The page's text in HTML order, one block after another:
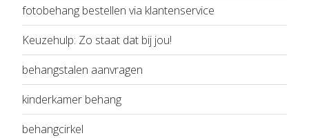
fotobehang bestellen via klantenservice
Keuzehulp: Zo staat dat bij jou!
behangstalen aanvragen
kinderkamer behang
behangcirkel